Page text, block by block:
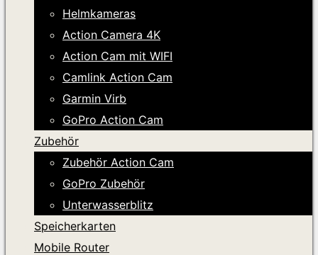
Helmkameras
Action Camera 4K
Action Cam mit WIFI
Camlink Action Cam
Garmin Virb
GoPro Action Cam
Zubehör
Zubehör Action Cam
GoPro Zubehör
Unterwasserblitz
Speicherkarten
Mobile Router